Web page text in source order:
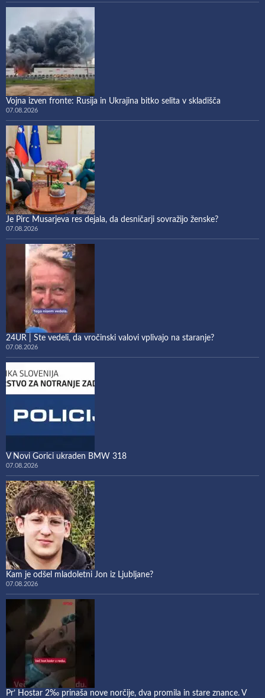
Vojna izven fronte: Rusija in Ukrajina bitko selita v skladišča
07.08.2026
Je Pirc Musarjeva res dejala, da desničarji sovražijo ženske?
07.08.2026
24UR | Ste vedeli, da vročinski valovi vplivajo na staranje?
07.08.2026
V Novi Gorici ukraden BMW 318
07.08.2026
Kam je odšel mladoletni Jon iz Ljubljane?
07.08.2026
Pr’ Hostar 2‰ prinaša nove norčije, dva promila in stare znance. V